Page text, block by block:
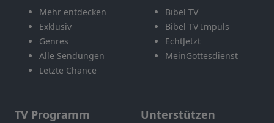
Mehr entdecken
Exklusiv
Genres
Alle Sendungen
Letzte Chance
Bibel TV
Bibel TV Impuls
EchtJetzt
MeinGottesdienst
TV Programm Unterstützen